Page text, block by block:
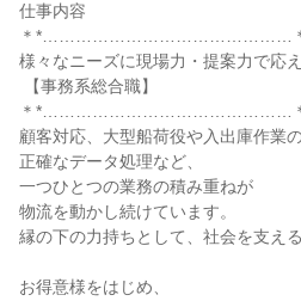
仕事内容
＊*………………………………………
様々なニーズに現場力・提案力で応
＊*………………………………………
顧客対応、大型船荷役や入出庫作業の
正確なデータ処理など、
一つひとつの業務の積み重ねが
物流を動かし続けています。
縁の下の力持ちとして、社会を支える
お得意様をはじめ、